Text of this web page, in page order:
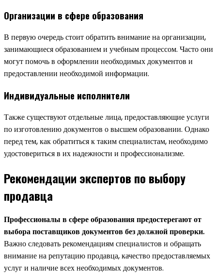
Организации в сфере образования
В первую очередь стоит обратить внимание на организации,
занимающиеся образованием и учебным процессом. Часто они
могут помочь в оформлении необходимых документов и
предоставлении необходимой информации.
Индивидуальные исполнители
Также существуют отдельные лица, предоставляющие услуги
по изготовлению документов о высшем образовании. Однако
перед тем, как обратиться к таким специалистам, необходимо
удостовериться в их надежности и профессионализме.
Рекомендации экспертов по выбору
продавца
Профессионалы в сфере образования предостерегают от
выбора поставщиков документов без должной проверки.
Важно следовать рекомендациям специалистов и обращать
внимание на репутацию продавца, качество предоставляемых
услуг и наличие всех необходимых документов.